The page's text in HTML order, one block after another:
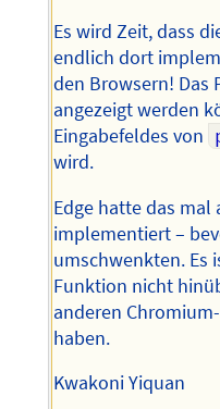
Es wird Zeit, dass
endlich dort
den Browsern! Das
angezeigt werden
Eingabefeldes von
wird.
Edge hatte das mal
implementiert –
umschwenkten. Es
Funktion nicht
anderen
haben.
Kwakoni Yiquan